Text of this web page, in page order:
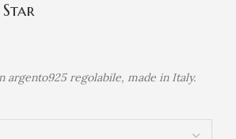
argento925 regolabile, made in Italy.